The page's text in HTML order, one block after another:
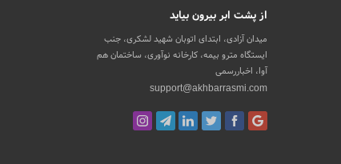
از پشت ابر بیرون بیاید
میدان آزادی، ابتدای اتوبان شهید لشکری، جنب
ایستگاه مترو بیمه، کارخانه نوآوری، ساختمان هم
آوا، اخباررسمی
support@akhbarrasmi.com